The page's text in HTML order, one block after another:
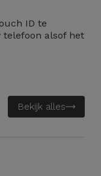
ID te
telefoon alsof het
Bekijk alles